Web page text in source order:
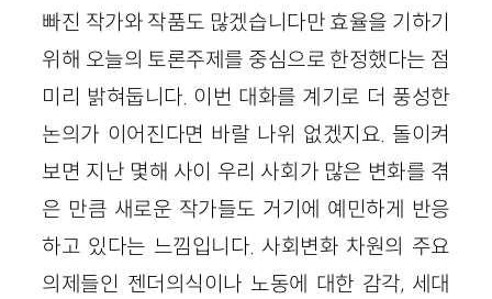
빠진 작가와 작품도 많겠습니다만 효율을 기하기
위해 오늘의 토론주제를 중심으로 한정했다는 점
미리 밝혀둡니다. 이번 대화를 계기로 더 풍성한
논의가 이어진다면 바랄 나위 없겠지요. 돌이켜
보면 지난 몇해 사이 우리 사회가 많은 변화를 겪
은 만큼 새로운 작가들도 거기에 예민하게 반응
하고 있다는 느낌입니다. 사회변화 차원의 주요
의제들인 젠더의식이나 노동에 대한 감각, 세대